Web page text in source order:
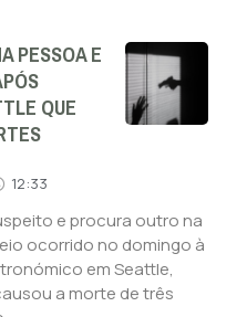
PESSOA E
QUE
12:33
e procura outro na
ocorrido no domingo à
em Seattle,
a morte de três